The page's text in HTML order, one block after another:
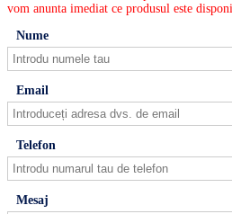
vom anunta imediat ce produsul este
Nume
Email
Telefon
Mesaj